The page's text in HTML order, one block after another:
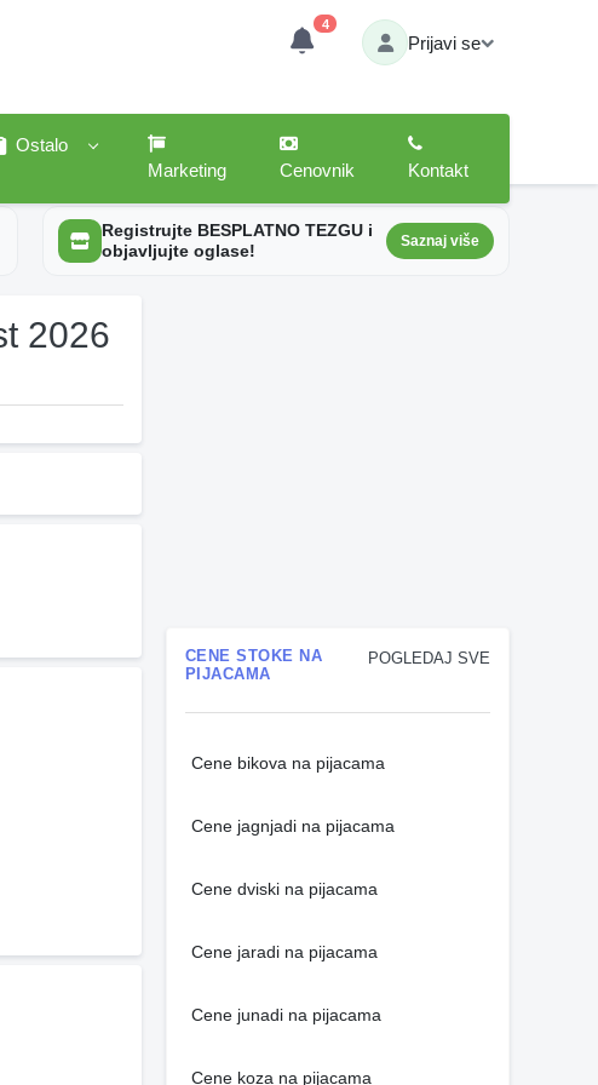
4
Prijavi se
Ostalo
Marketing
Cenovnik Kontakt
Registrujte BESPLATNO TEZGU i
objavljujte oglase!
Saznaj više
2026
POGLEDAJ SVE
CENE STOKE NA
PIJACAMA
Cene bikova na pijacama
Cene jagnjadi na pijacama
Cene dviski na pijacama
Cene jaradi na pijacama
Cene junadi na pijacama
Cene koza na pijacama